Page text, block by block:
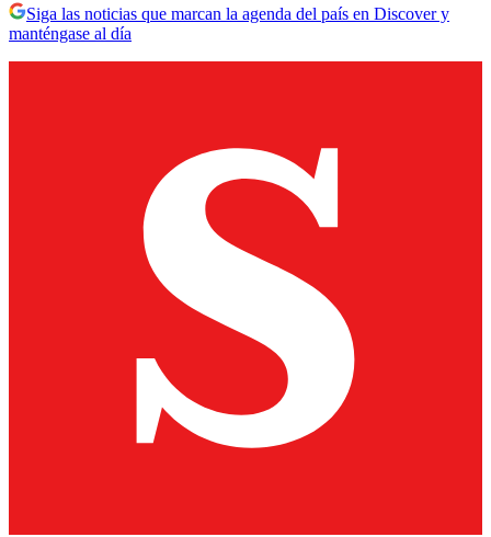
Siga las noticias que marcan la agenda del país en Discover y
manténgase al día